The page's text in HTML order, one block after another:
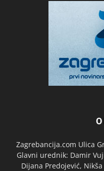
Zagrebancija.com Ulica
Glavni urednik: Damir
Dijana Predojević,